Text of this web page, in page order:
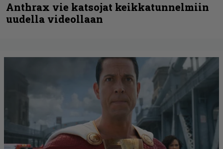
Anthrax vie katsojat keikkatunnelmiin
uudella videollaan